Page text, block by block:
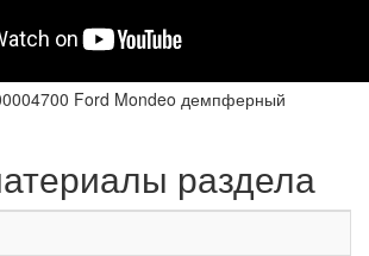
Ford Mondeo демпферный
раздела